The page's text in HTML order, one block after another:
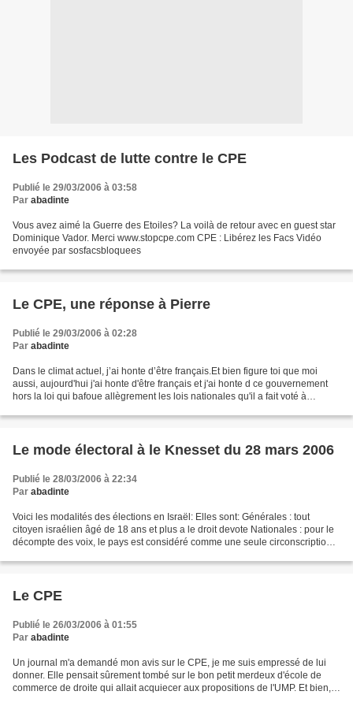
Les Podcast de lutte contre le CPE
Publié le 29/03/2006 à 03:58
Par abadinte
Vous avez aimé la Guerre des Etoiles? La voilà de retour avec en guest star
Dominique Vador. Merci www.stopcpe.com CPE : Libérez les Facs Vidéo
envoyée par sosfacsbloquees
Le CPE, une réponse à Pierre
Publié le 29/03/2006 à 02:28
Par abadinte
Dans le climat actuel, j’ai honte d’être français.Et bien figure toi que moi
aussi, aujourd'hui j'ai honte d'être français et j'ai honte d ce gouvernement
hors la loi qui bafoue allègrement les lois nationales qu'il a fait voté à
Le mode électoral à le Knesset du 28 mars 2006
Publié le 28/03/2006 à 22:34
Par abadinte
Voici les modalités des élections en Israël: Elles sont: Générales : tout
citoyen israélien âgé de 18 ans et plus a le droit devote Nationales : pour le
décompte des voix, le pays est considéré comme une seule circonscription.
Le CPE
Publié le 26/03/2006 à 01:55
Par abadinte
Un journal m'a demandé mon avis sur le CPE, je me suis empressé de lui
donner. Elle pensait sûrement tombé sur le bon petit merdeux d'école de
commerce de droite qui allait acquiecer aux propositions de l'UMP. Et bien,